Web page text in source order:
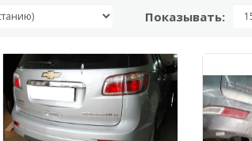
Показывать: